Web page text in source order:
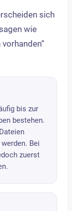
sich
wie
bis zur
bestehen.
Bei
zuerst